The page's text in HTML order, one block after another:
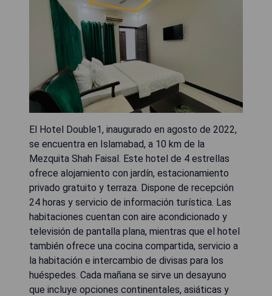
El Hotel Double1, inaugurado en agosto de 2022,
se encuentra en Islamabad, a 10 km de la
Mezquita Shah Faisal. Este hotel de 4 estrellas
ofrece alojamiento con jardín, estacionamiento
privado gratuito y terraza. Dispone de recepción
24 horas y servicio de información turística. Las
habitaciones cuentan con aire acondicionado y
televisión de pantalla plana, mientras que el hotel
también ofrece una cocina compartida, servicio a
la habitación e intercambio de divisas para los
huéspedes. Cada mañana se sirve un desayuno
que incluye opciones continentales, asiáticas y